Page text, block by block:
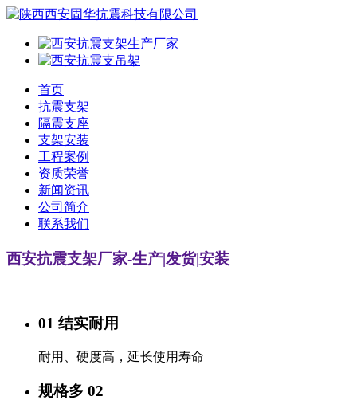
首页
抗震支架
隔震支座
支架安装
工程案例
资质荣誉
新闻资讯
公司简介
联系我们
西安抗震支架厂家-生产|发货|安装
01 结实耐用
耐用、硬度高，延长使用寿命
规格多 02